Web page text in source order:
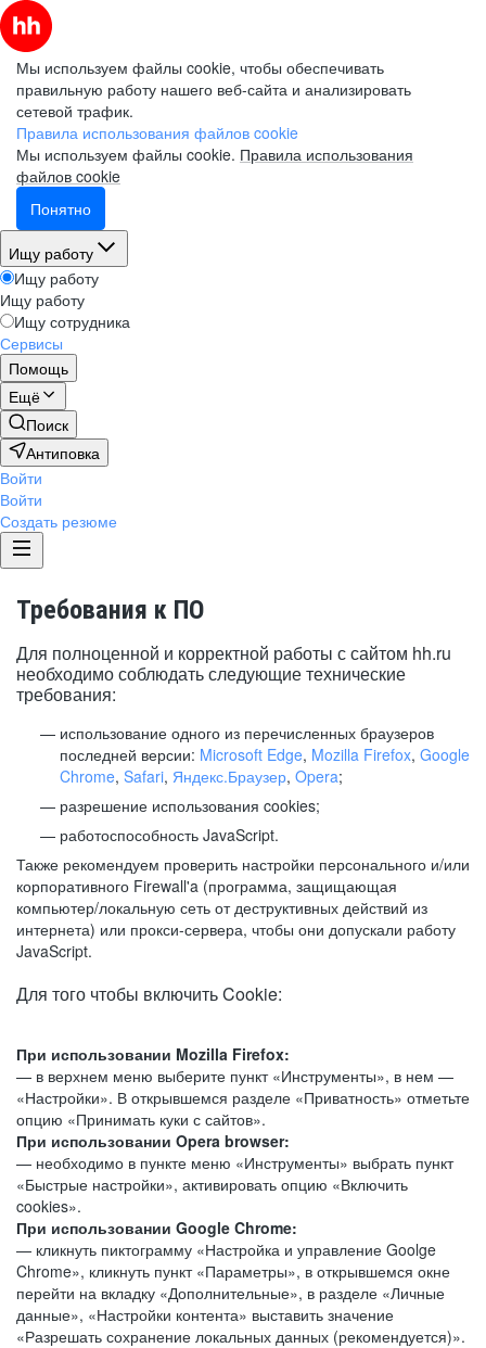
Мы используем файлы cookie, чтобы обеспечивать
правильную работу нашего веб-сайта и анализировать
сетевой трафик.
Правила использования файлов cookie
Мы используем файлы cookie. Правила использования
файлов cookie
Понятно
Ищу работу
Ищу работу
Ищу работу
Ищу сотрудника
Сервисы
Помощь
Ещё
Поиск
Антиповка
Войти
Войти
Создать резюме
Требования к ПО
Для полноценной и корректной работы с сайтом hh.ru
необходимо соблюдать следующие технические
требования:
использование одного из перечисленных браузеров
последней версии: Microsoft Edge, Mozilla Firefox, Google
Chrome, Safari, Яндекс.Браузер, Opera;
разрешение использования cookies;
работоспособность JavaScript.
Также рекомендуем проверить настройки персонального и/или
корпоративного Firewall'a (программа, защищающая
компьютер/локальную сеть от деструктивных действий из
интернета) или прокси-сервера, чтобы они допускали работу
JavaScript.
Для того чтобы включить Cookie:
При использовании Mozilla Firefox:
— в верхнем меню выберите пункт «Инструменты», в нем —
«Настройки». В открывшемся разделе «Приватность» отметьте
опцию «Принимать куки с сайтов».
При использовании Opera browser:
— необходимо в пункте меню «Инструменты» выбрать пункт
«Быстрые настройки», активировать опцию «Включить
cookies».
При использовании Google Chrome:
— кликнуть пиктограмму «Настройка и управление Goolge
Chrome», кликнуть пункт «Параметры», в открывшемся окне
перейти на вкладку «Дополнительные», в разделе «Личные
данные», «Настройки контента» выставить значение
«Разрешать сохранение локальных данных (рекомендуется)».